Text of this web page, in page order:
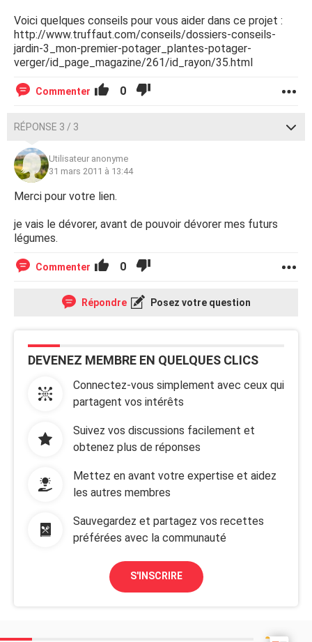
Voici quelques conseils pour vous aider dans ce projet :
http://www.truffaut.com/conseils/dossiers-conseils-
jardin-3_mon-premier-potager_plantes-potager-
verger/id_page_magazine/261/id_rayon/35.html
Commenter 0
RÉPONSE 3 / 3
Utilisateur anonyme
31 mars 2011 à 13:44
Merci pour votre lien.
je vais le dévorer, avant de pouvoir dévorer mes futurs
légumes.
Commenter 0
Répondre Posez votre question
DEVENEZ MEMBRE EN QUELQUES CLICS
Connectez-vous simplement avec ceux qui
partagent vos intérêts
Suivez vos discussions facilement et
obtenez plus de réponses
Mettez en avant votre expertise et aidez
les autres membres
Sauvegardez et partagez vos recettes
préférées avec la communauté
S'INSCRIRE